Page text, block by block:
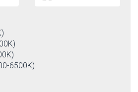
6500K)